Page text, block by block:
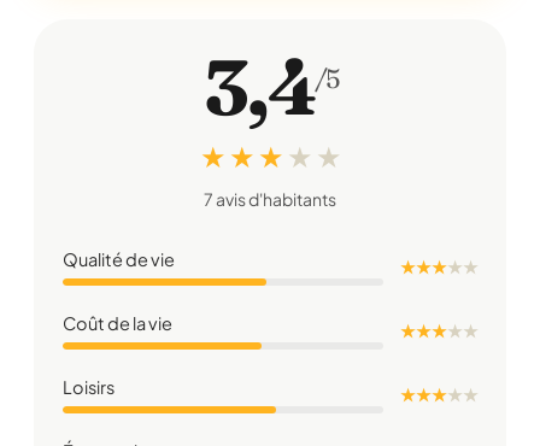
3,4/5
★ ★ ★ ★ ★
7 avis d'habitants
Qualité de vie ★ ★ ★★★
Coût de la vie ★ ★ ★★★
Loisirs ★ ★ ★★★